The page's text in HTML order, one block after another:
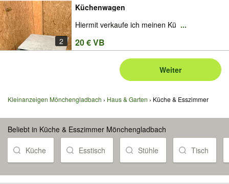
2
Küchenwagen
Hiermit verkaufe ich meinen Kü ...
20 € VB
Weiter
Kleinanzeigen Mönchengladbach Haus & Garten Küche & Esszimmer
Beliebt in Küche & Esszimmer Mönchengladbach
Küche Esstisch Stühle Tisch